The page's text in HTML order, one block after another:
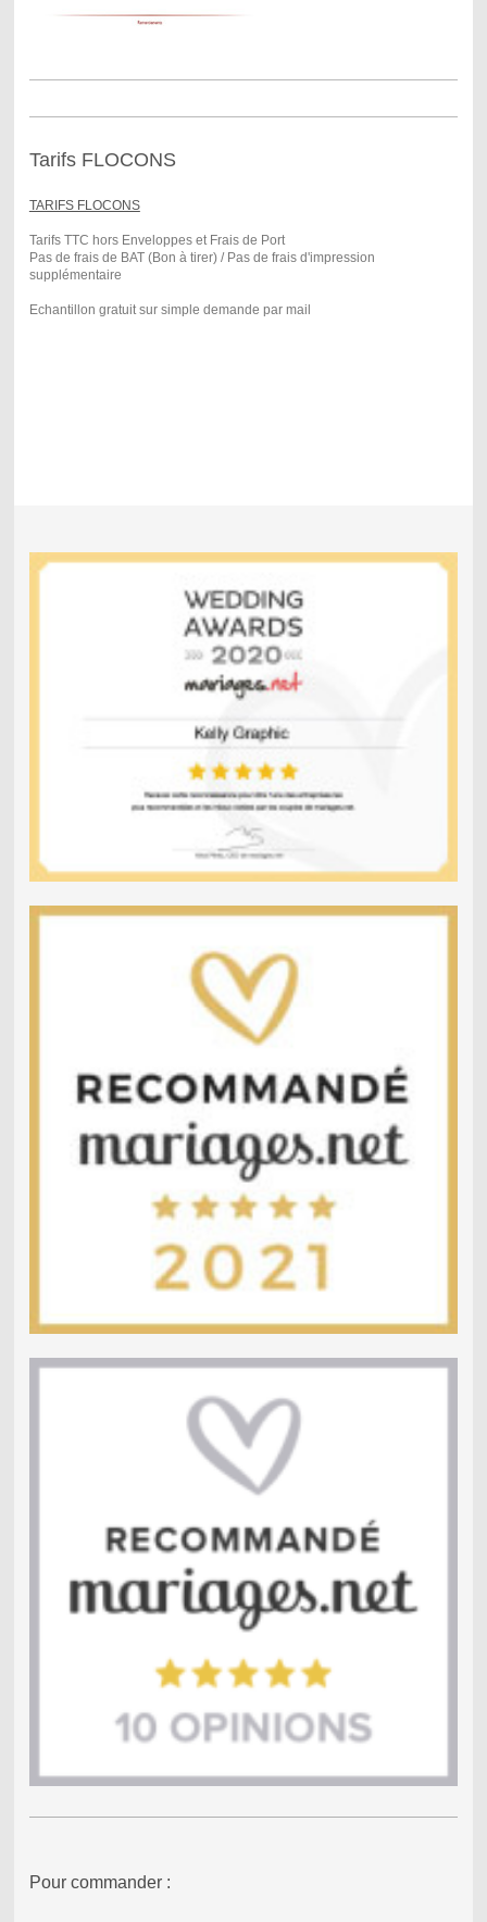
Tarifs FLOCONS
TARIFS FLOCONS
Tarifs TTC hors Enveloppes et Frais de Port
Pas de frais de BAT (Bon à tirer) / Pas de frais d'impression
supplémentaire
Echantillon gratuit sur simple demande par mail
Pour commander :